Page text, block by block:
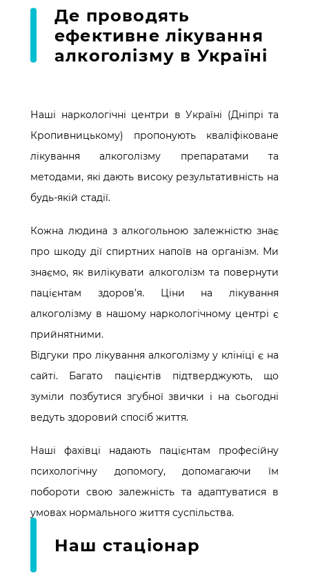
Де проводять
ефективне лікування
алкоголізму в Україні
Наші наркологічні центри в Україні (Дніпрі та
Кропивницькому) пропонують кваліфіковане
лікування алкоголізму препаратами та
методами, які дають високу результативність на
будь-якій стадії.
Кожна людина з алкогольною залежністю знає
про шкоду дії спиртних напоїв на організм. Ми
знаємо, як вилікувати алкоголізм та повернути
пацієнтам здоров’я. Ціни на лікування
алкоголізму в нашому наркологічному центрі є
прийнятними.
Відгуки про лікування алкоголізму у клініці є на
сайті. Багато пацієнтів підтверджують, що
зуміли позбутися згубної звички і на сьогодні
ведуть здоровий спосіб життя.
Наші фахівці надають пацієнтам професійну
психологічну допомогу, допомагаючи їм
побороти свою залежність та адаптуватися в
умовах нормального життя суспільства.
Наш стаціонар